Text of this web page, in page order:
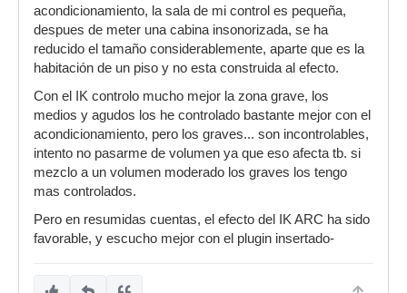
acondicionamiento, la sala de mi control es pequeña,
despues de meter una cabina insonorizada, se ha
reducido el tamaño considerablemente, aparte que es la
habitación de un piso y no esta construida al efecto.
Con el IK controlo mucho mejor la zona grave, los
medios y agudos los he controlado bastante mejor con el
acondicionamiento, pero los graves... son incontrolables,
intento no pasarme de volumen ya que eso afecta tb. si
mezclo a un volumen moderado los graves los tengo
mas controlados.
Pero en resumidas cuentas, el efecto del IK ARC ha sido
favorable, y escucho mejor con el plugin insertado-